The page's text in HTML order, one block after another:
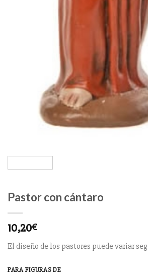
Pastor con cántaro
10,20€
El diseño de los pastores puede variar
PARA FIGURAS DE